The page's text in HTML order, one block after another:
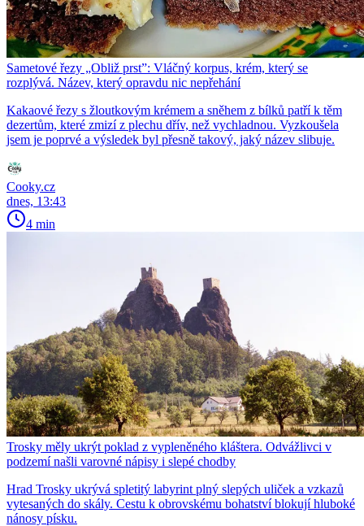
Sametové řezy „Obliž prst”: Vláčný korpus, krém, který se
rozplývá. Název, který opravdu nic nepřehání
Kakaové řezy s žloutkovým krémem a sněhem z bílků patří k těm
dezertům, které zmizí z plechu dřív, než vychladnou. Vyzkoušela
jsem je poprvé a výsledek byl přesně takový, jaký název slibuje.
Cooky.cz
dnes, 13:43
4 min
Trosky měly ukrýt poklad z vypleněného kláštera. Odvážlivci v
podzemí našli varovné nápisy i slepé chodby
Hrad Trosky ukrývá spletitý labyrint plný slepých uliček a vzkazů
vytesaných do skály. Cestu k obrovskému bohatství blokují hluboké
nánosy písku.